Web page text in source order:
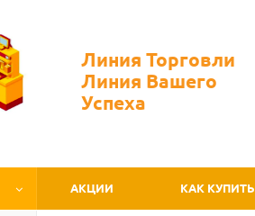
Линия Торговли
Линия Вашего
Успеха
АКЦИИ КАК КУПИТЬ